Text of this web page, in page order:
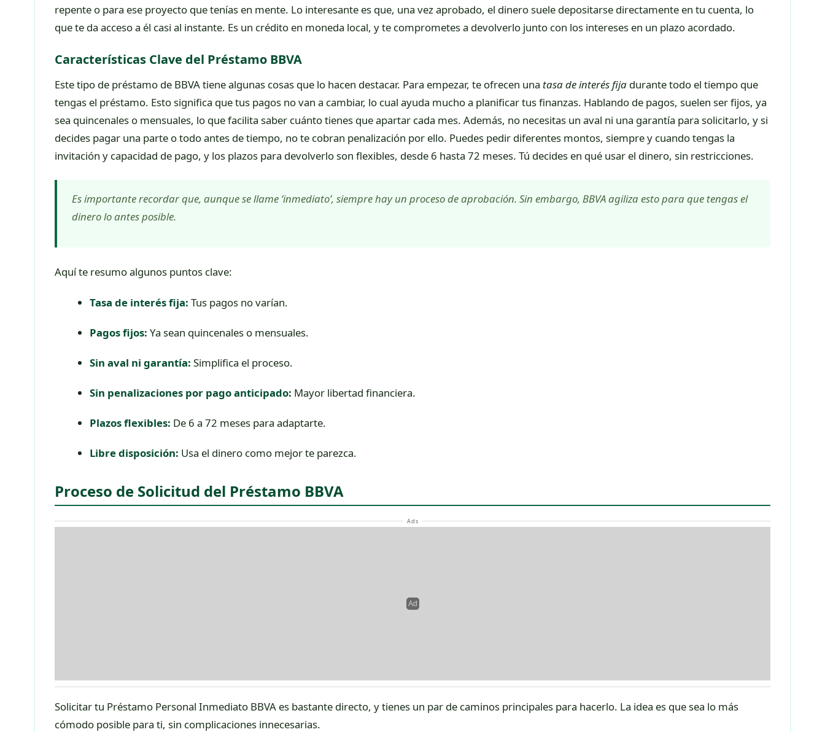
repente o para ese proyecto que tenías en mente. Lo interesante es que, una vez aprobado, el dinero suele depositarse directamente en tu cuenta, lo
que te da acceso a él casi al instante. Es un crédito en moneda local, y te comprometes a devolverlo junto con los intereses en un plazo acordado.
Características Clave del Préstamo BBVA
Este tipo de préstamo de BBVA tiene algunas cosas que lo hacen destacar. Para empezar, te ofrecen una tasa de interés fija durante todo el tiempo que
tengas el préstamo. Esto significa que tus pagos no van a cambiar, lo cual ayuda mucho a planificar tus finanzas. Hablando de pagos, suelen ser fijos, ya
sea quincenales o mensuales, lo que facilita saber cuánto tienes que apartar cada mes. Además, no necesitas un aval ni una garantía para solicitarlo, y si
decides pagar una parte o todo antes de tiempo, no te cobran penalización por ello. Puedes pedir diferentes montos, siempre y cuando tengas la
invitación y capacidad de pago, y los plazos para devolverlo son flexibles, desde 6 hasta 72 meses. Tú decides en qué usar el dinero, sin restricciones.
Es importante recordar que, aunque se llame ‘inmediato’, siempre hay un proceso de aprobación. Sin embargo, BBVA agiliza esto para que tengas el
dinero lo antes posible.
Aquí te resumo algunos puntos clave:
Tasa de interés fija: Tus pagos no varían.
Pagos fijos: Ya sean quincenales o mensuales.
Sin aval ni garantía: Simplifica el proceso.
Sin penalizaciones por pago anticipado: Mayor libertad financiera.
Plazos flexibles: De 6 a 72 meses para adaptarte.
Libre disposición: Usa el dinero como mejor te parezca.
Proceso de Solicitud del Préstamo BBVA
Solicitar tu Préstamo Personal Inmediato BBVA es bastante directo, y tienes un par de caminos principales para hacerlo. La idea es que sea lo más
Si ya eres cliente de BBVA y usas la aplicación móvil, esta es probablemente la vía más rápida. Muchas veces, el banco te enviará una invitación
Selecciona la Invitación:Si hay una oferta de préstamo para ti, la verás ahí. Haz clic en ella.